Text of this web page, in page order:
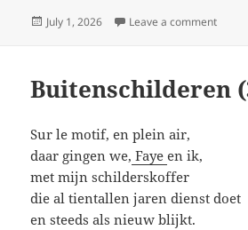
Posted
July 1, 2026 Leave a commenton
Buitenschilderen
Sur le motif, en plein air,
daar gingen we, Fayeen ik,
met mijn schilderskoffer
die al tientallen jaren dienst doet
en steeds als nieuw blijkt.